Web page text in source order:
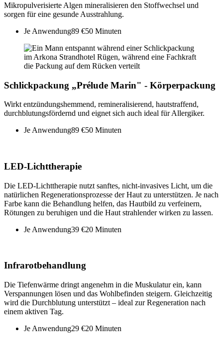
Mikropulverisierte Algen mineralisieren den Stoffwechsel und
sorgen für eine gesunde Ausstrahlung.
Je Anwendung89 €50 Minuten
Schlickpackung „Prélude Marin" - Körperpackung
Wirkt entzündungshemmend, remineralisierend, hautstraffend,
durchblutungsfördernd und eignet sich auch ideal für Allergiker.
Je Anwendung89 €50 Minuten
LED-Lichttherapie
Die LED-Lichttherapie nutzt sanftes, nicht-invasives Licht, um die
natürlichen Regenerationsprozesse der Haut zu unterstützen. Je nach
Farbe kann die Behandlung helfen, das Hautbild zu verfeinern,
Rötungen zu beruhigen und die Haut strahlender wirken zu lassen.
Je Anwendung39 €20 Minuten
Infrarotbehandlung
Die Tiefenwärme dringt angenehm in die Muskulatur ein, kann
Verspannungen lösen und das Wohlbefinden steigern. Gleichzeitig
wird die Durchblutung unterstützt – ideal zur Regeneration nach
einem aktiven Tag.
Je Anwendung29 €20 Minuten